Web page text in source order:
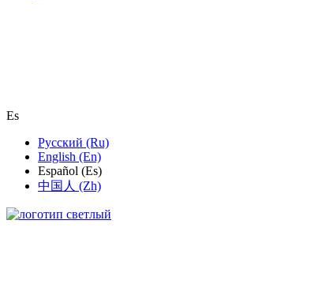
Es
Русский (Ru)
English (En)
Español (Es)
中国人 (Zh)